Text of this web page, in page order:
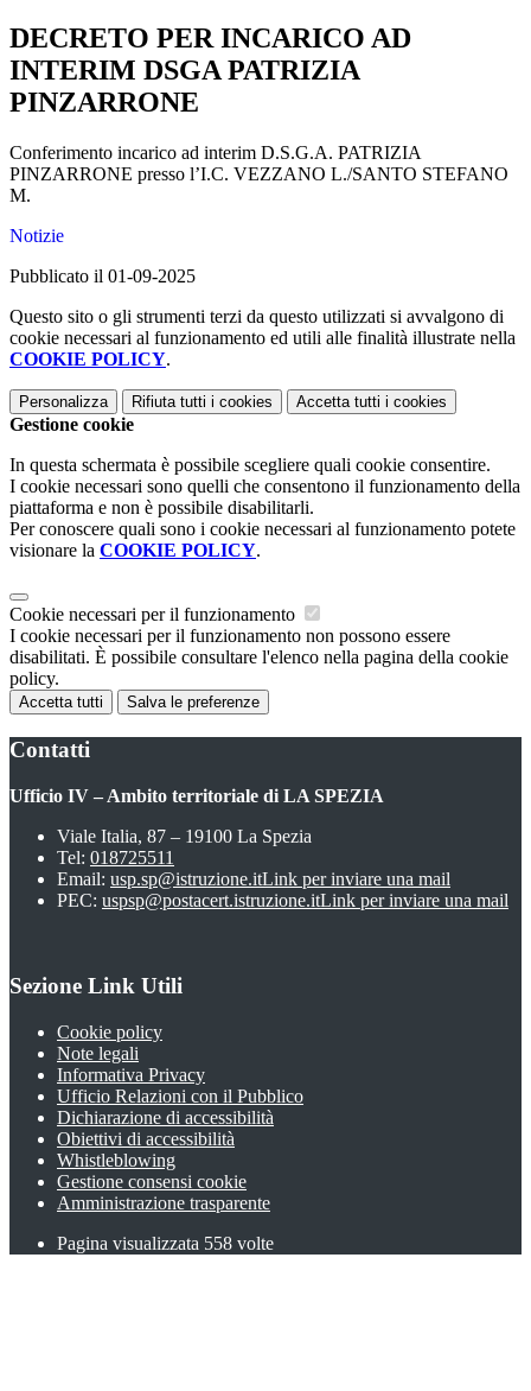
DECRETO PER INCARICO AD
INTERIM DSGA PATRIZIA
PINZARRONE
Conferimento incarico ad interim D.S.G.A. PATRIZIA
PINZARRONE presso l’I.C. VEZZANO L./SANTO STEFANO
M.
Notizie
Pubblicato il 01-09-2025
Questo sito o gli strumenti terzi da questo utilizzati si avvalgono di
cookie necessari al funzionamento ed utili alle finalità illustrate nella
COOKIE POLICY.
Personalizza Rifiuta tutti i cookies Accetta tutti i cookies
Gestione cookie
In questa schermata è possibile scegliere quali cookie consentire.
I cookie necessari sono quelli che consentono il funzionamento della
piattaforma e non è possibile disabilitarli.
Per conoscere quali sono i cookie necessari al funzionamento potete
visionare la COOKIE POLICY.
Cookie necessari per il funzionamento
I cookie necessari per il funzionamento non possono essere
disabilitati. È possibile consultare l'elenco nella pagina della cookie
policy.
Accetta tutti Salva le preferenze
Contatti
Ufficio IV – Ambito territoriale di LA SPEZIA
Viale Italia, 87 – 19100 La Spezia
Tel: 018725511
Email: usp.sp@istruzione.itLink per inviare una mail
PEC: uspsp@postacert.istruzione.itLink per inviare una mail
Sezione Link Utili
Cookie policy
Note legali
Informativa Privacy
Ufficio Relazioni con il Pubblico
Dichiarazione di accessibilità
Obiettivi di accessibilità
Whistleblowing
Gestione consensi cookie
Amministrazione trasparente
Pagina visualizzata 558 volte